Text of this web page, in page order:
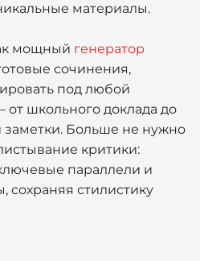
материалы.
мощный генератор
сочинения,
под любой
от школьного доклада до
заметки. Больше не нужно
критики:
параллели и
сохраняя стилистику